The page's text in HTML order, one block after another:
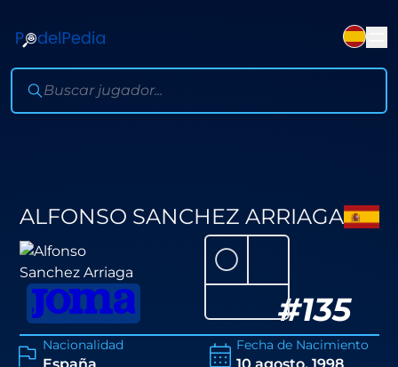
ALFONSO SANCHEZ ARRIAGA
#135
⚪
Nacionalidad Fecha de Nacimiento